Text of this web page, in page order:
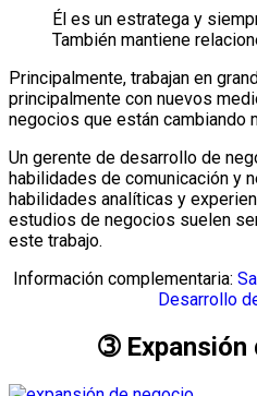
Él es un estratega y
También mantiene
Principalmente, trabajan en
principalmente con nuevos
negocios que están cambiando
Un gerente de desarrollo de
habilidades de comunicación y
habilidades analíticas y
estudios de negocios suelen
este trabajo.
Información complementaria:
Desarrollo
➂ Expansión